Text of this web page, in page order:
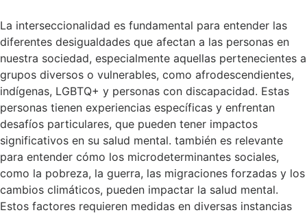
La interseccionalidad es fundamental para entender las
diferentes desigualdades que afectan a las personas en
nuestra sociedad, especialmente aquellas pertenecientes a
grupos diversos o vulnerables, como afrodescendientes,
indígenas, LGBTQ+ y personas con discapacidad. Estas
personas tienen experiencias específicas y enfrentan
desafíos particulares, que pueden tener impactos
significativos en su salud mental. también es relevante
para entender cómo los microdeterminantes sociales,
como la pobreza, la guerra, las migraciones forzadas y los
cambios climáticos, pueden impactar la salud mental.
Estos factores requieren medidas en diversas instancias